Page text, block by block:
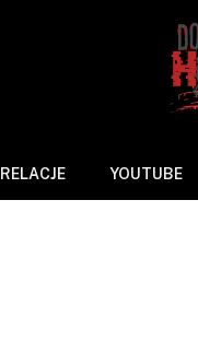
RELACJE YOUTUBE